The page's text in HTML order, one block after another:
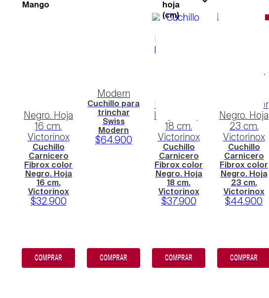
Mango
hoja
(cm)
Negro. Hoja
16 cm.
Victorinox
Cuchillo
Carnicero
Fibrox color
Negro. Hoja
16 cm.
Victorinox
$32.900
COMPRAR
Modern
Cuchillo para
trinchar
Swiss
Modern
$64.900
COMPRAR
18 cm.
Victorinox
Cuchillo
Carnicero
Fibrox color
Negro. Hoja
18 cm.
Victorinox
$37.900
COMPRAR
Fibrox color
Negro. Hoja
23 cm.
Victorinox
Cuchillo
Carnicero
Fibrox color
Negro. Hoja
23 cm.
Victorinox
$44.900
COMPRAR